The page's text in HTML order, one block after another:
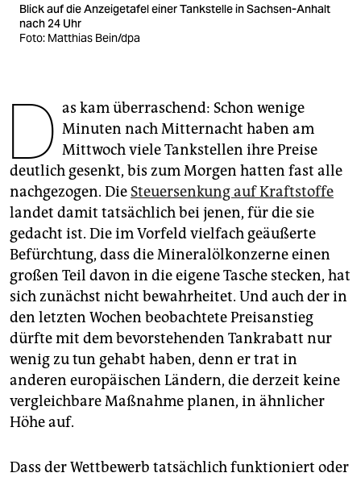
unterstützen
epaper login
Blick auf die Anzeigetafel einer Tankstelle in Sachsen-Anhalt
nach 24 Uhr
Foto: Matthias Bein/dpa
D as kam überraschend: Schon wenige
Minuten nach Mitternacht haben am
Mittwoch viele Tankstellen ihre Preise
deutlich gesenkt, bis zum Morgen hatten fast alle
nachgezogen. Die Steuersenkung auf Kraftstoffe
landet damit tatsächlich bei jenen, für die sie
gedacht ist. Die im Vorfeld vielfach geäußerte
Befürchtung, dass die Mineralölkonzerne einen
großen Teil davon in die eigene Tasche stecken, hat
sich zunächst nicht bewahrheitet. Und auch der in
den letzten Wochen beobachtete Preisanstieg
dürfte mit dem bevorstehenden Tankrabatt nur
wenig zu tun gehabt haben, denn er trat in
anderen europäischen Ländern, die derzeit keine
vergleichbare Maßnahme planen, in ähnlicher
Höhe auf.
Dass der Wettbewerb tatsächlich funktio­niert oder